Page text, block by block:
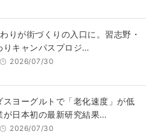
りが街づくりの入口に。習志野・
りキャンパスプロジ…
2026/07/30
スヨーグルトで「老化速度」が低
日本初の最新研究結果…
2026/07/30